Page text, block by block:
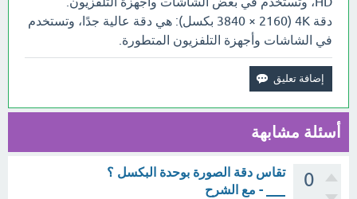
دقة 4K (3840 × 2160 بكسل): هي دقة عالية جدًا، وتستخدم
في الشاشات وأجهزة التلفزيون المتطورة.
أسئلة مشابهة
0
تقاس دقة الصورة بوحدة البكسل ؟
___ - مع الشرح